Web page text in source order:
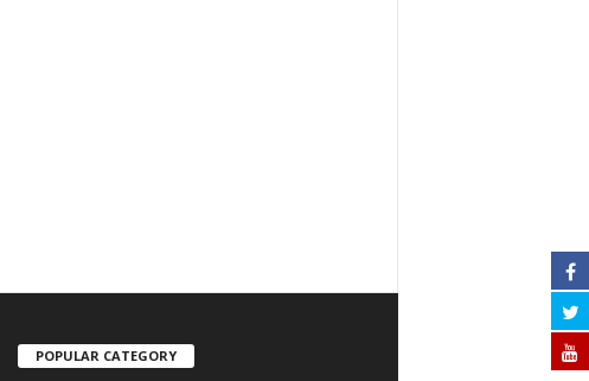
POPULAR CATEGORY